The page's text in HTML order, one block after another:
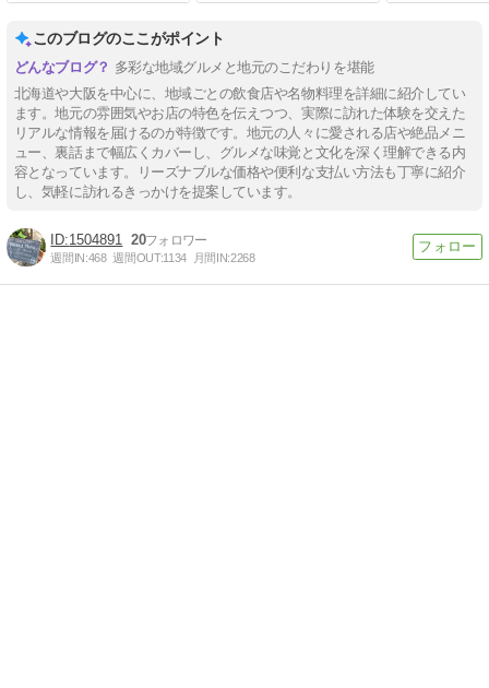
このブログのここがポイント
多彩な地域グルメと地元のこだわりを堪能
北海道や大阪を中心に、地域ごとの飲食店や名物料理を詳細に紹介してい
ます。地元の雰囲気やお店の特色を伝えつつ、実際に訪れた体験を交えた
リアルな情報を届けるのが特徴です。地元の人々に愛される店や絶品メニ
ュー、裏話まで幅広くカバーし、グルメな味覚と文化を深く理解できる内
容となっています。リーズナブルな価格や便利な支払い方法も丁寧に紹介
し、気軽に訪れるきっかけを提案しています。
1504891 20
週間IN:468 週間OUT:1134 月間IN:2268